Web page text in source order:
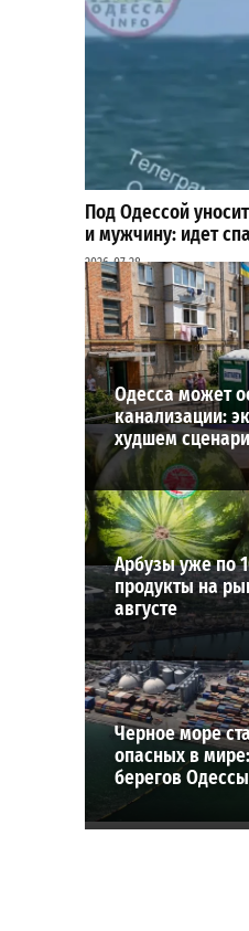
Под Одессой
и мужчину: идет
2026-07-28
ВИБОР РЕДАКЦИИ
Одесса может
канализации:
худшем
Арбузы уже по
продукты на
августе
Черное море
опасных в
берегов Одессы